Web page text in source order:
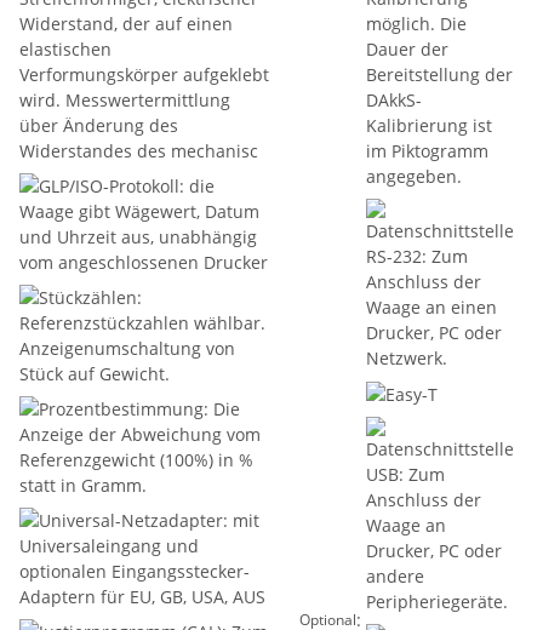
Optional: